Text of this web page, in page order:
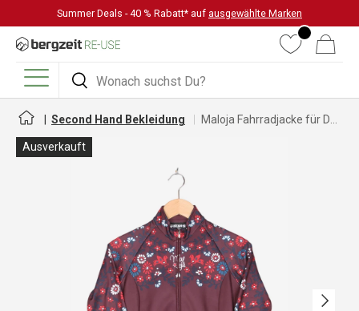
DIREKT ZUM INHALT
Summer Deals - 40 % Rabatt* auf ausgewählte Marken
Suchen
Suchen
WunschlisteWarenkorb
Menü
Second Hand Bekleidung
Ausverkauft
Nächste